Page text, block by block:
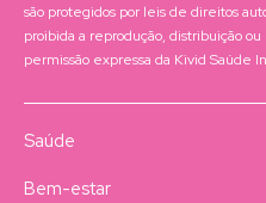
são protegidos por leis de direitos
proibida a reprodução, distribuição
permissão expressa da Kivid Saúde
Saúde
Bem-estar